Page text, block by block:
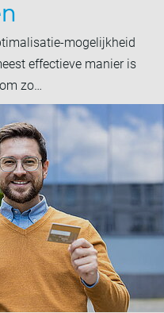
mogelijkheid
effectieve manier is
zo…